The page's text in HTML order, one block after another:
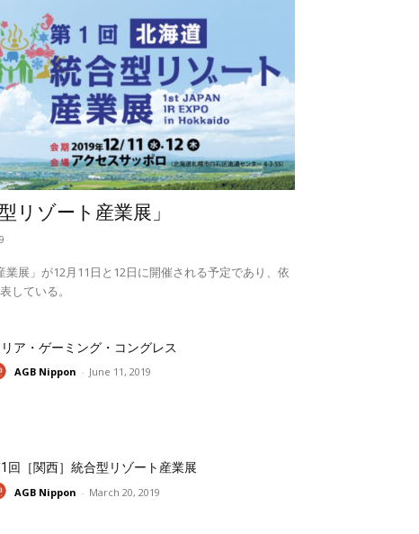
リゾート産業展」
展」が12月11日と12日に開催される予定であり、依
している。
リア・ゲーミング・コングレス
AGB Nippon - June 11, 2019
回［関西］統合型リゾート産業展
AGB Nippon - March 20, 2019